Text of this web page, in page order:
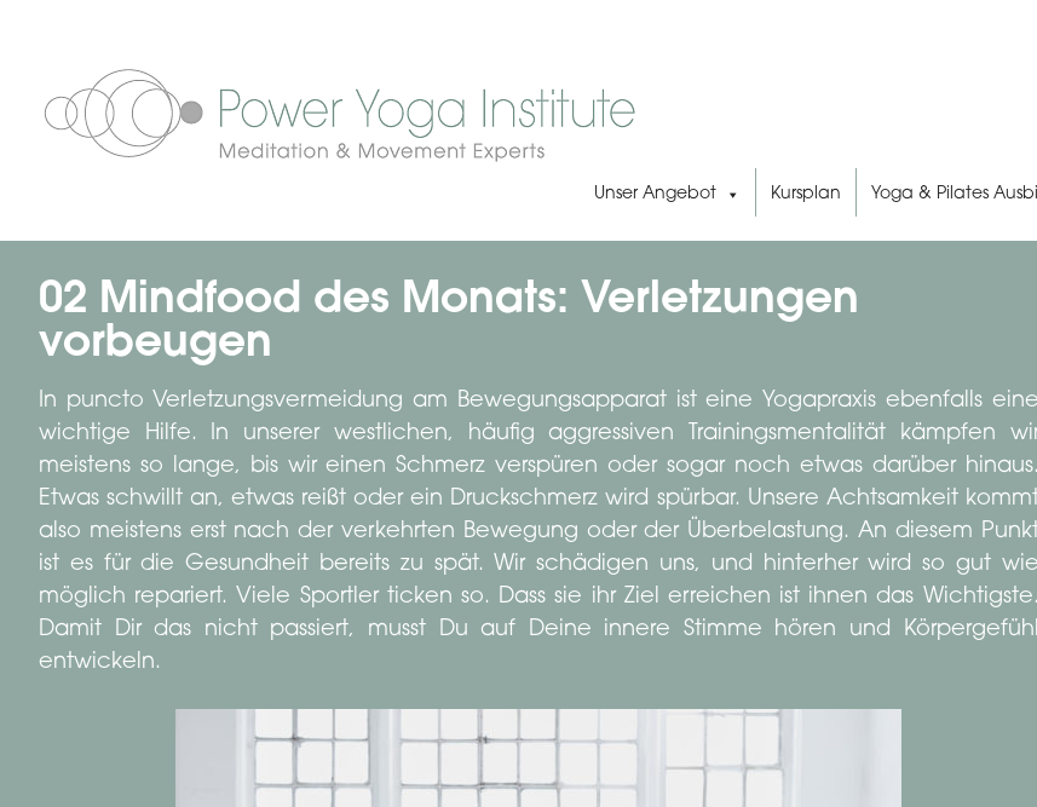
Unser Angebot Kursplan Yoga & Pilates
02 Mindfood des Monats: Verletzungen
vorbeugen
In puncto Verletzungsvermeidung am Bewegungsapparat ist eine Yogapraxis ebenfalls eine
wichtige Hilfe. In unserer westlichen, häufig aggressiven Trainingsmentalität kämpfen
meistens so lange, bis wir einen Schmerz verspüren oder sogar noch etwas darüber hinaus.
Etwas schwillt an, etwas reißt oder ein Druckschmerz wird spürbar. Unsere Achtsamkeit
also meistens erst nach der verkehrten Bewegung oder der Überbelastung. An diesem
ist es für die Gesundheit bereits zu spät. Wir schädigen uns, und hinterher wird so gut wie
möglich repariert. Viele Sportler ticken so. Dass sie ihr Ziel erreichen ist ihnen das Wichtigste.
Damit Dir das nicht passiert, musst Du auf Deine innere Stimme hören und Körpergefühl
entwickeln.